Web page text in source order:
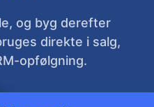
og byg derefter
direkte i salg,
opfølgning.